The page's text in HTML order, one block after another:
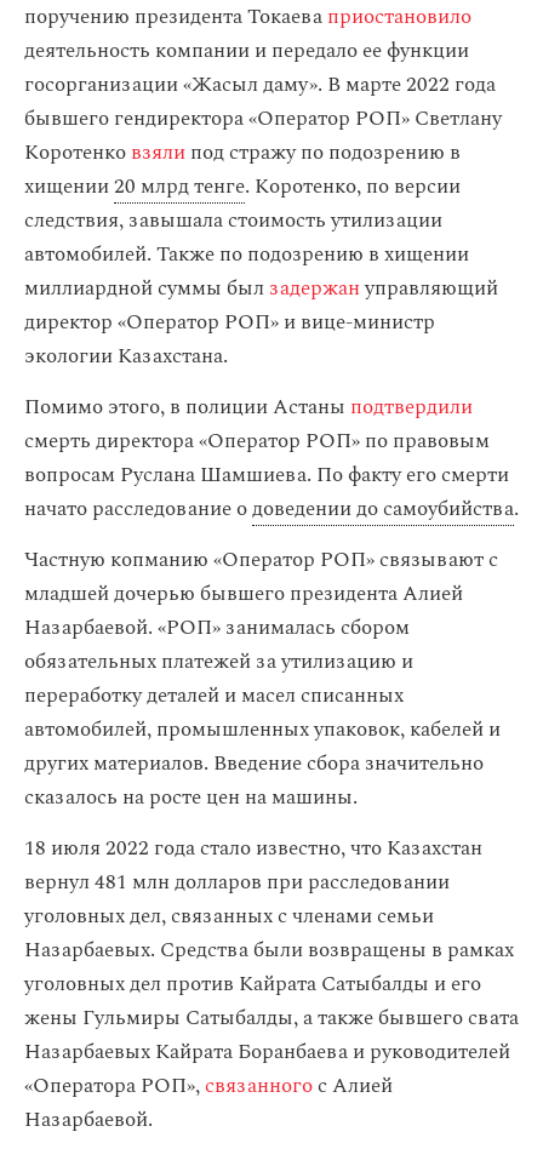
поручению президента Токаеваприостановило
деятельность компании и передало ее функции
госорганизации «Жасыл даму». В марте 2022 года
бывшего гендиректора «Оператор РОП» Светлану
Коротенковзялипод стражу по подозрению в
хищении20 млрд тенге. Коротенко, по версии
следствия, завышала стоимость утилизации
автомобилей. Также по подозрению в хищении
миллиардной суммы был задержануправляющий
директор «Оператор РОП» и вице-министр
экологии Казахстана.
Помимо этого, в полиции Астаны подтвердили
смерть директора «Оператор РОП» по правовым
вопросам Руслана Шамшиева. По факту его смерти
начато расследование одоведении до самоубийства.
Частную копманию «Оператор РОП» связывают с
младшей дочерью бывшего президента Алией
Назарбаевой. «РОП» занималась сбором
обязательных платежей за утилизацию и
переработку деталей и масел списанных
автомобилей, промышленных упаковок, кабелей и
других материалов. Введение сбора значительно
сказалось на росте цен на машины.
18 июля 2022 года стало известно, что Казахстан
вернул 481 млн долларов при расследовании
уголовных дел, связанных с членами семьи
Назарбаевых. Средства были возвращены в рамках
уголовных дел против Кайрата Сатыбалды и его
жены Гульмиры Сатыбалды, а также бывшего свата
Назарбаевых Кайрата Боранбаева и руководителей
«Оператора РОП»,связанногос Алией
Назарбаевой.